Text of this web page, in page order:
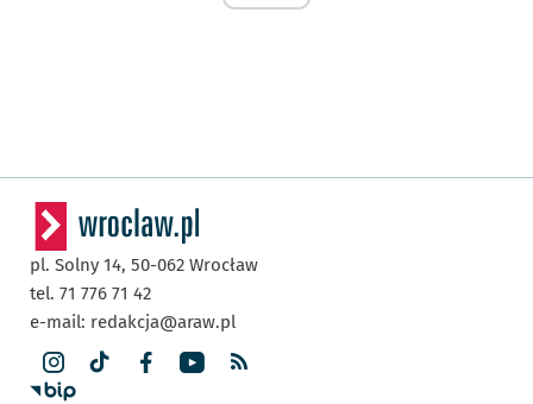
pl. Solny 14, 50-062 Wrocław
tel. 71 776 71 42
e-mail: redakcja@araw.pl